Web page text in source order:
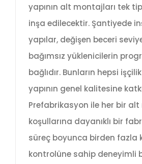
yapının alt montajları tek
inşa edilecektir. Şantiyede
yapılar, değişen beceri
bağımsız yüklenicilerin
bağlıdır. Bunların hepsi
yapının genel kalitesine
Prefabrikasyon ile her bir
koşullarına dayanıklı bir
süreç boyunca birden fazla
kontrolüne sahip deneyimli